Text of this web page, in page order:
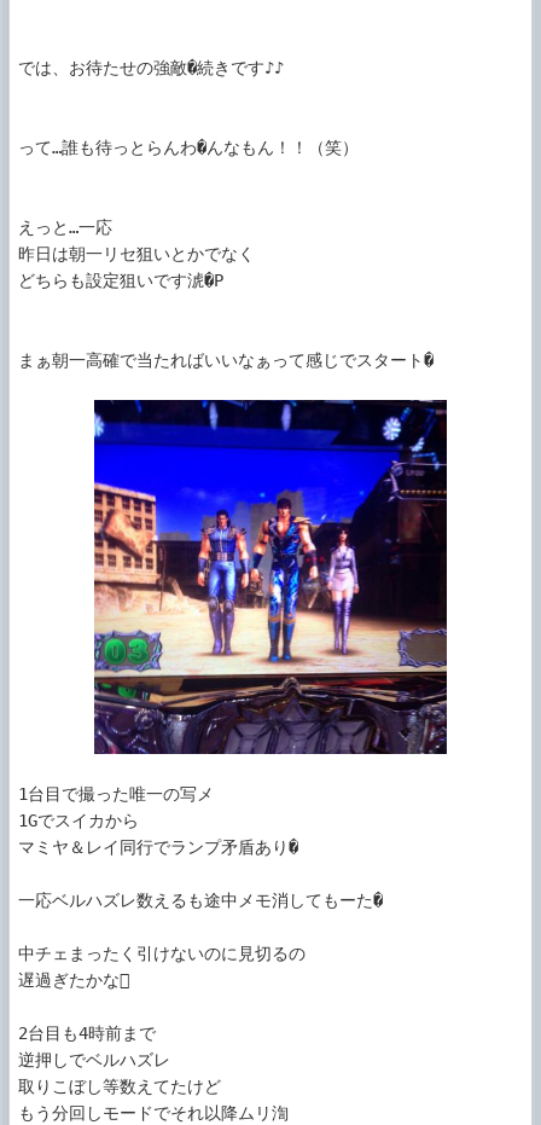
では、お待たせの強敵�続きです♪♪
って…誰も待っとらんわ�んなもん！！（笑）
えっと…一応
昨日は朝一リセ狙いとかでなく
どちらも設定狙いです淲�P
まぁ朝一高確で当たればいいなぁって感じでスタート�
1台目で撮った唯一の写メ
1Gでスイカから
マミヤ＆レイ同行でランプ矛盾あり�
一応ベルハズレ数えるも途中メモ消してもーた�
中チェまったく引けないのに見切るの
遅過ぎたかな
2台目も4時前まで
逆押しでベルハズレ
取りこぼし等数えてたけど
もう分回しモードでそれ以降ムリ渹